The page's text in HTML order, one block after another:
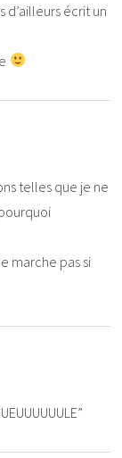
d’ailleurs écrit un
telles que je ne
marche pas si